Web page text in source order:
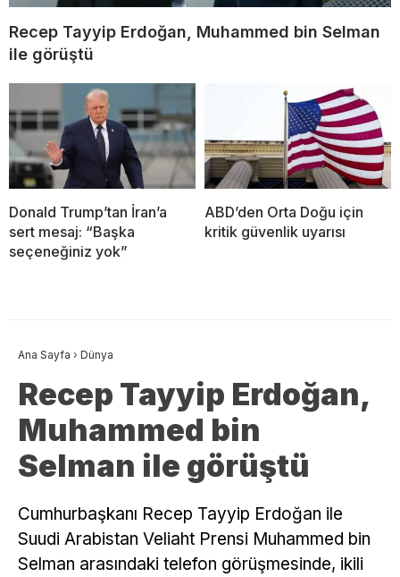
Recep Tayyip Erdoğan, Muhammed bin Selman
ile görüştü
Donald Trump’tan İran’a
sert mesaj: “Başka
seçeneğiniz yok”
ABD’den Orta Doğu için
kritik güvenlik uyarısı
Ana Sayfa › Dünya
Recep Tayyip Erdoğan,
Muhammed bin
Selman ile görüştü
Cumhurbaşkanı Recep Tayyip Erdoğan ile
Suudi Arabistan Veliaht Prensi Muhammed bin
Selman arasındaki telefon görüşmesinde, ikili